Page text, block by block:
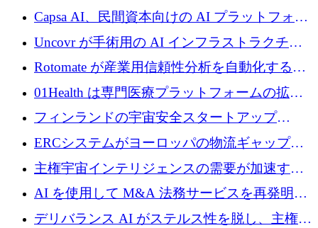
ブ ロボティクス プラットフォームを拡張する
ためにシリーズ C で最大 14 億ドルを確保
Capsa AI、民間資本向けの AI プラットフォー
ムを拡大するために 1,800 万ドルを調達
Uncovr が手術用の AI インフラストラクチャ
を構築するために 700 万ドルを調達
Rotomate が産業用信頼性分析を自動化するた
めに 210 万ユーロを調達
01Health は専門医療プラットフォームの拡大
に 1,500 万ドルを確保
フィンランドの宇宙安全スタートアップ
Aavuus が、スペースデブリ追跡に取り組むプ
レシード資金を獲得
ERCシステムがヨーロッパの物流ギャップを
埋めるために設計された重量物運搬用eVTOL
であるVictorを発表
主権宇宙インテリジェンスの需要が加速する
中、ICEYEは評価額100億ユーロ以上で4億
5,000万ユーロを調達
AI を使用して M&A 法務サービスを再発明す
るために 110 万ユーロを適切に確保
デリバランス AI がステルス性を脱し、主権の